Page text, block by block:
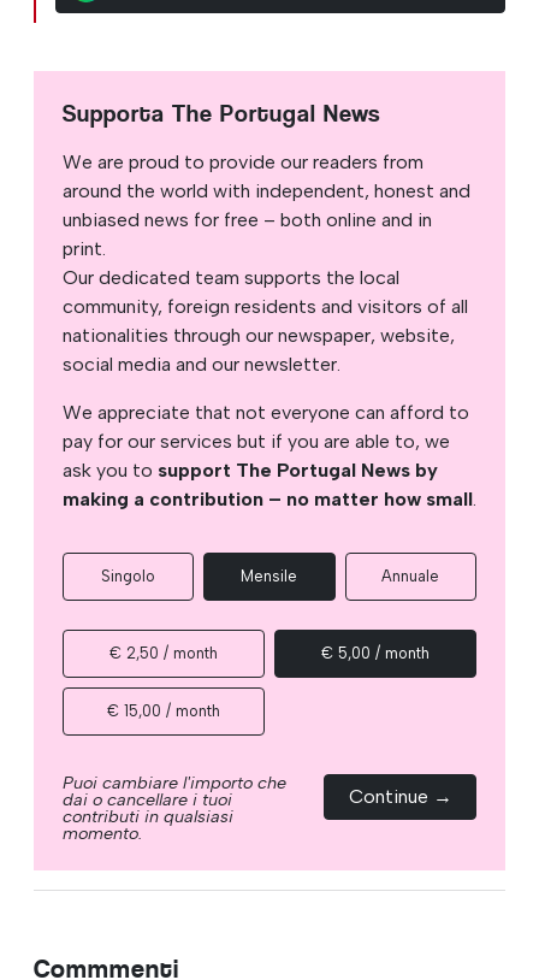
Supporta The Portugal News
We are proud to provide our readers from
around the world with independent, honest and
unbiased news for free – both online and in
print.
Our dedicated team supports the local
community, foreign residents and visitors of all
nationalities through our newspaper, website,
social media and our newsletter.
We appreciate that not everyone can afford to
pay for our services but if you are able to, we
ask you to support The Portugal News by
making a contribution – no matter how small.
Singolo Mensile Annuale
€ 2,50 / month € 5,00 / month
€ 15,00 / month
Puoi cambiare l'importo che
dai o cancellare i tuoi
contributi in qualsiasi
momento.
Continue →
Commmenti